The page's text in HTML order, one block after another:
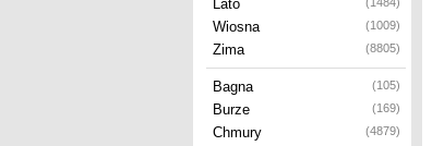
Lato
Wiosna (1009)
Zima (8805)
Bagna (105)
Burze (169)
Chmury (4879)